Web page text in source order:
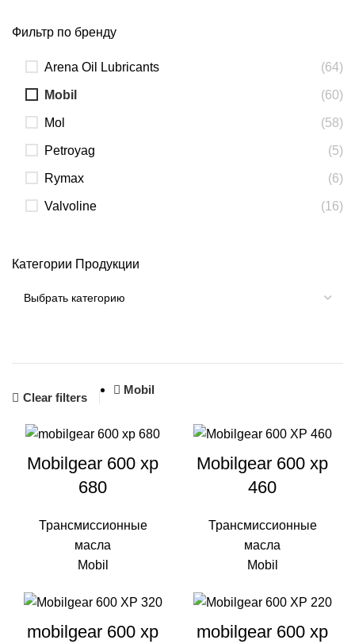
Фильтр по бренду
Arena Oil Lubricants (64)
Mobil (60)
Mol (58)
Petroyag (5)
Rymax (6)
Valvoline (16)
Категории Продукции
Clear filters
Mobil
Mobilgear 600 xp
680
Трансмиссионные
масла
Mobil
Mobilgear 600 xp
460
Трансмиссионные
масла
Mobil
mobilgear 600 xp
mobilgear 600 xp